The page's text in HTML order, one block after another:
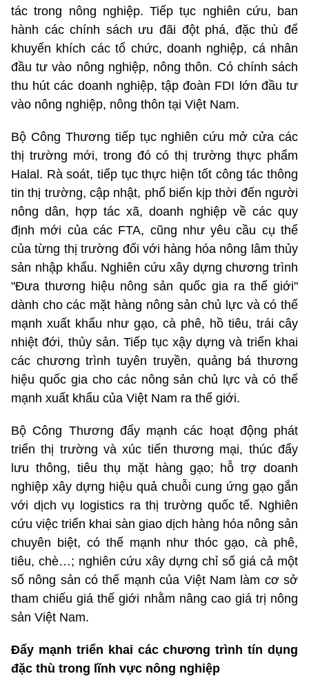
tác trong nông nghiệp. Tiếp tục nghiên cứu, ban
hành các chính sách ưu đãi đột phá, đặc thù để
khuyến khích các tổ chức, doanh nghiệp, cá nhân
đầu tư vào nông nghiệp, nông thôn. Có chính sách
thu hút các doanh nghiệp, tập đoàn FDI lớn đầu tư
vào nông nghiệp, nông thôn tại Việt Nam.
Bộ Công Thương tiếp tục nghiên cứu mở cửa các
thị trường mới, trong đó có thị trường thực phẩm
Halal. Rà soát, tiếp tục thực hiện tốt công tác thông
tin thị trường, cập nhật, phổ biến kịp thời đến người
nông dân, hợp tác xã, doanh nghiệp về các quy
định mới của các FTA, cũng như yêu cầu cụ thể
của từng thị trường đối với hàng hóa nông lâm thủy
sản nhập khẩu. Nghiên cứu xây dựng chương trình
"Đưa thương hiệu nông sản quốc gia ra thế giới"
dành cho các mặt hàng nông sản chủ lực và có thế
mạnh xuất khẩu như gạo, cà phê, hồ tiêu, trái cây
nhiệt đới, thủy sản. Tiếp tục xậy dựng và triển khai
các chương trình tuyên truyền, quảng bá thương
hiệu quốc gia cho các nông sản chủ lực và có thế
mạnh xuất khẩu của Việt Nam ra thế giới.
Bộ Công Thương đẩy mạnh các hoạt động phát
triển thị trường và xúc tiến thương mại, thúc đẩy
lưu thông, tiêu thụ mặt hàng gạo; hỗ trợ doanh
nghiệp xây dựng hiệu quả chuỗi cung ứng gạo gắn
với dịch vụ logistics ra thị trường quốc tế. Nghiên
cứu việc triển khai sàn giao dịch hàng hóa nông sản
chuyên biệt, có thế mạnh như thóc gạo, cà phê,
tiêu, chè…; nghiên cứu xây dựng chỉ số giá cả một
số nông sản có thế mạnh của Việt Nam làm cơ sở
tham chiếu giá thế giới nhằm nâng cao giá trị nông
sản Việt Nam.
Đẩy mạnh triển khai các chương trình tín dụng
đặc thù trong lĩnh vực nông nghiệp